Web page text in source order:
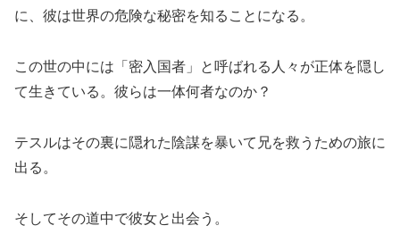
に、彼は世界の危険な秘密を知ることになる。
この世の中には「密入国者」と呼ばれる人々が正体を隠し
て生きている。彼らは一体何者なのか？
テスルはその裏に隠れた陰謀を暴いて兄を救うための旅に
出る。
そしてその道中で彼女と出会う。